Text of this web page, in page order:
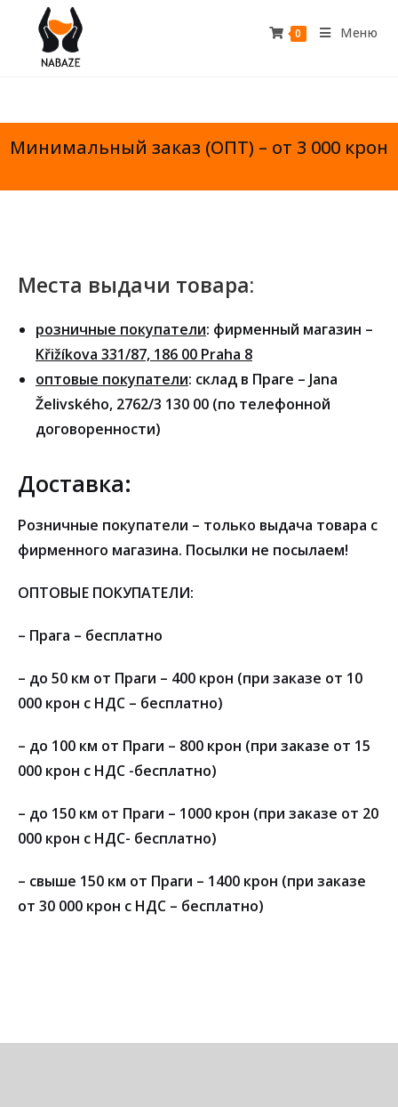
0 Меню
Минимальный заказ (ОПТ) – от 3 000 крон
Места выдачи товара:
розничные покупатели: фирменный магазин –
Křižíkova 331/87, 186 00 Praha 8
оптовые покупатели: склад в Праге – Jana
Želivského, 2762/3 130 00 (по телефонной
договоренности)
Доставка:
Розничные покупатели – только выдача товара с
фирменного магазина. Посылки не посылаем!
ОПТОВЫЕ ПОКУПАТЕЛИ:
– Прага – бесплатно
– до 50 км от Праги – 400 крон (при заказе от 10
000 крон с НДС – бесплатно)
– до 100 км от Праги – 800 крон (при заказе от 15
000 крон с НДС -бесплатно)
– до 150 км от Праги – 1000 крон (при заказе от 20
000 крон с НДС- бесплатно)
– свыше 150 км от Праги – 1400 крон (при заказе
от 30 000 крон с НДС – бесплатно)